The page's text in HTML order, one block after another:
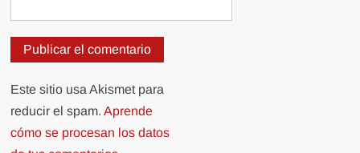
Este sitio usa Akismet para
reducir el spam.Aprende
cómo se procesan los datos